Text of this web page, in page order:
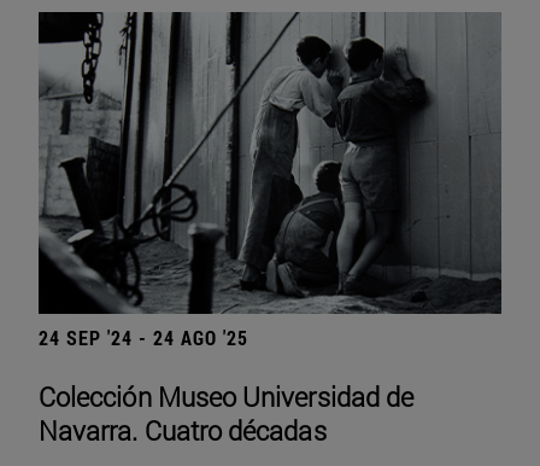
24 SEP '24 - 24 AGO '25
Colección Museo Universidad de
Navarra. Cuatro décadas